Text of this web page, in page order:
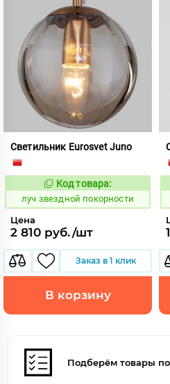
Светильник Eurosvet Juno
Код:
894322
Код товара:
луч звездной покорности
Цена
2 810 руб./шт
Заказ в 1 клик
В корзину
Подберём товары